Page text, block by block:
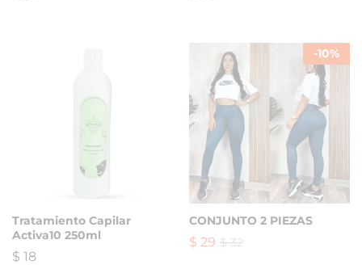
Tratamiento Capilar
Activa10 250ml
$ 18
-10%
CONJUNTO 2 PIEZAS
$ 29 $32